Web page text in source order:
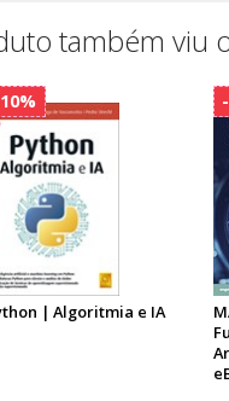
também viu
| Algoritmia e IA